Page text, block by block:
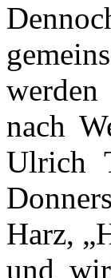
nach
Ulrich
Harz,
und